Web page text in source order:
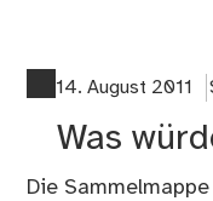
14. August 2011
Was
Die